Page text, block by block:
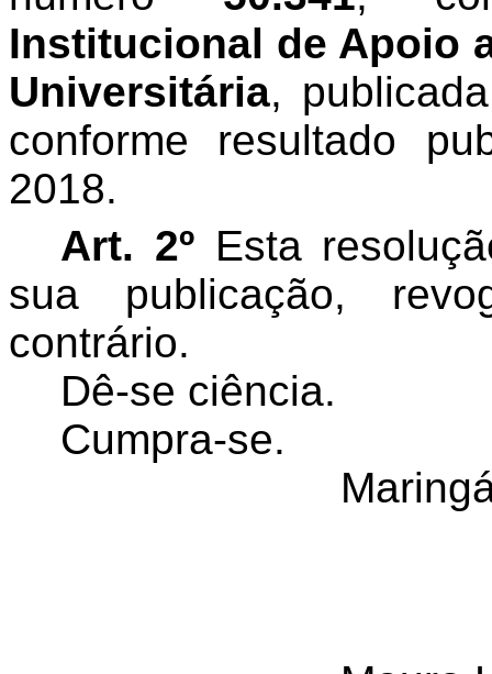
Institucional de Apoio
Universitária,
conforme resultado
2018.
Art. 2º Esta
sua publicação,
contrário.
Dê-se ciência.
Cumpra-se.